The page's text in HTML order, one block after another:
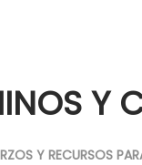
Y
Y RECURSOS